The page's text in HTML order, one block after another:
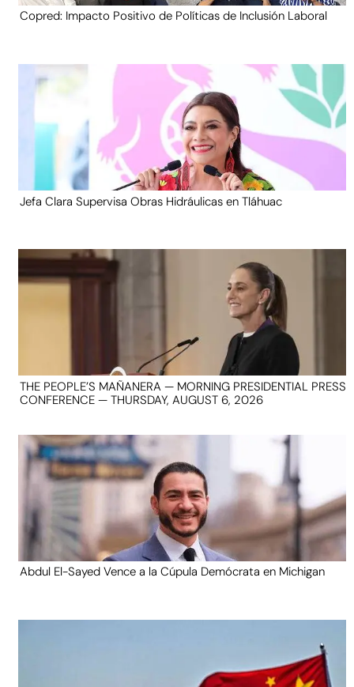
Copred: Impacto Positivo de Políticas de Inclusión Laboral
Jefa Clara Supervisa Obras Hidráulicas en Tláhuac
THE PEOPLE’S MAÑANERA — MORNING PRESIDENTIAL PRESS
CONFERENCE — THURSDAY, AUGUST 6, 2026
Abdul El-Sayed Vence a la Cúpula Demócrata en Michigan